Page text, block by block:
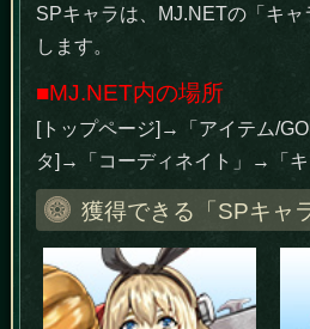
SPキャラは、MJ.NETの「キャ
します。
■MJ.NET内の場所
[トップページ]→「アイテム/
タ]→「コーディネイト」→「キ
獲得できる「SPキャ